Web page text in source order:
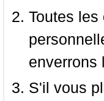
Toutes
enverrons
S'il vous